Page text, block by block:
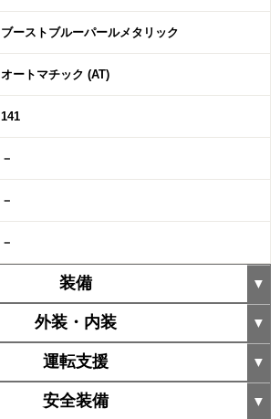
ブーストブルーパールメタリック
オートマチック (AT)
141
－
－
－
装備
外装・内装
運転支援
安全装備